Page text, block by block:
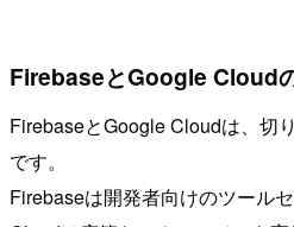
FirebaseとGoogle Cloud
FirebaseとGoogle Cloudは、切
です。
Firebaseは開発者向けのツール